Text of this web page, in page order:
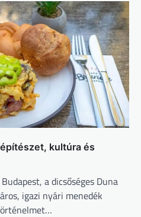
kultúra és
a dicsőséges Duna
igazi nyári menedék